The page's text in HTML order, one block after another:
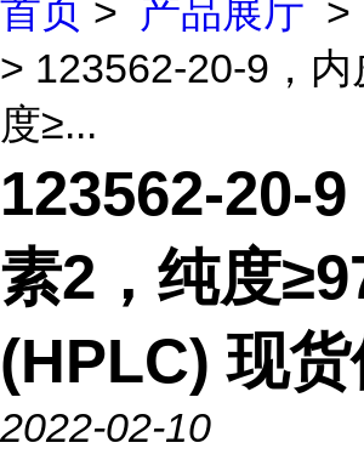
首页 > 产品展厅 >
> 123562-20-9，
度≥...
123562-20-
素2，纯度
(HPLC) 现
2022-02-10